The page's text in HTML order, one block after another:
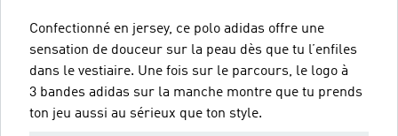
Confectionné en jersey, ce polo adidas offre une
sensation de douceur sur la peau dès que tu l’enfiles
dans le vestiaire. Une fois sur le parcours, le logo à
3 bandes adidas sur la manche montre que tu prends
ton jeu aussi au sérieux que ton style.